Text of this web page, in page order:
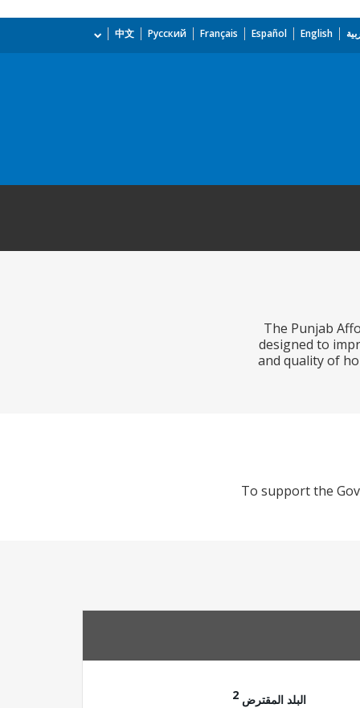
English
Español
Français
Русский
中文
The Punjab
designed to
and quality of
To support the
البلد المقترض 2